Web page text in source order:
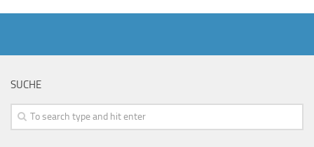
SUCHE